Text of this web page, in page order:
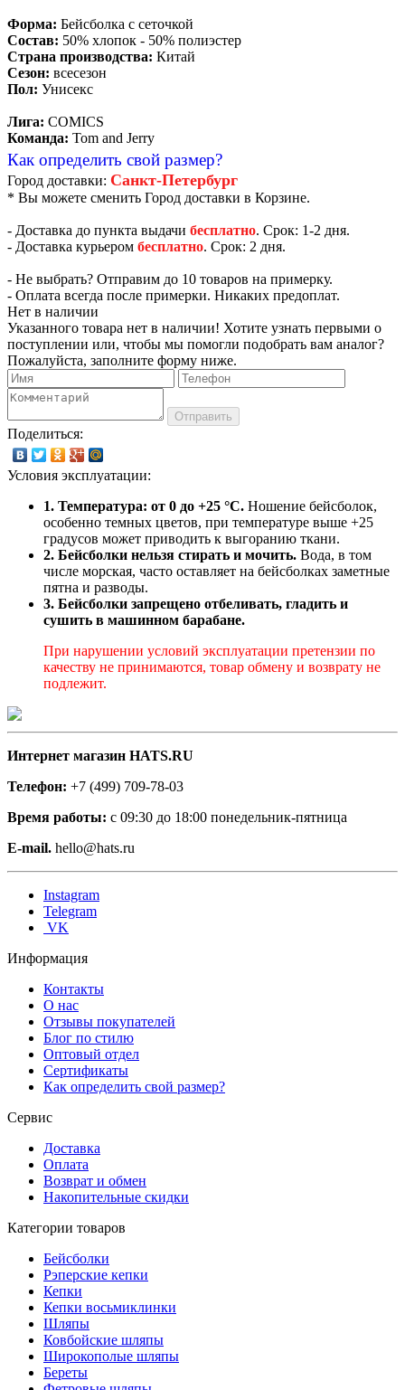
Форма: Бейсболка с сеточкой
Состав: 50% хлопок - 50% полиэстер
Страна производства: Китай
Сезон: всесезон
Пол: Унисекс
Лига: COMICS
Команда: Tom and Jerry
Как определить свой размер?
Город доставки: Санкт-Петербург
* Вы можете сменить Город доставки в Корзине.
- Доставка до пункта выдачи бесплатно. Срок: 1-2 дня.
- Доставка курьером бесплатно. Срок: 2 дня.
- Не выбрать? Отправим до 10 товаров на примерку.
- Оплата всегда после примерки. Никаких предоплат.
Нет в наличии
Указанного товара нет в наличии! Хотите узнать первыми о
поступлении или, чтобы мы помогли подобрать вам аналог?
Пожалуйста, заполните форму ниже.
Отправить
Поделиться:
Условия эксплуатации:
1. Температура: от 0 до +25 °C. Ношение бейсболок,
особенно темных цветов, при температуре выше +25
градусов может приводить к выгоранию ткани.
2. Бейсболки нельзя стирать и мочить. Вода, в том
числе морская, часто оставляет на бейсболках заметные
пятна и разводы.
3. Бейсболки запрещено отбеливать, гладить и
сушить в машинном барабане.
При нарушении условий эксплуатации претензии по
качеству не принимаются, товар обмену и возврату не
подлежит.
Интернет магазин HATS.RU
Телефон: +7 (499) 709-78-03
Время работы: с 09:30 до 18:00 понедельник-пятница
E-mail. hello@hats.ru
Instagram
Telegram
VK
Информация
Контакты
О нас
Отзывы покупателей
Блог по стилю
Оптовый отдел
Сертификаты
Как определить свой размер?
Сервис
Доставка
Оплата
Возврат и обмен
Накопительные скидки
Категории товаров
Бейсболки
Рэперские кепки
Кепки
Кепки восьмиклинки
Шляпы
Ковбойские шляпы
Широкополые шляпы
Береты